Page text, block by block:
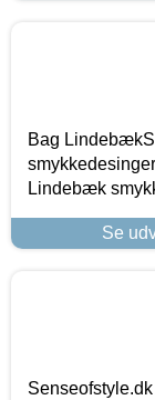
Bag
Lindebæk
Se